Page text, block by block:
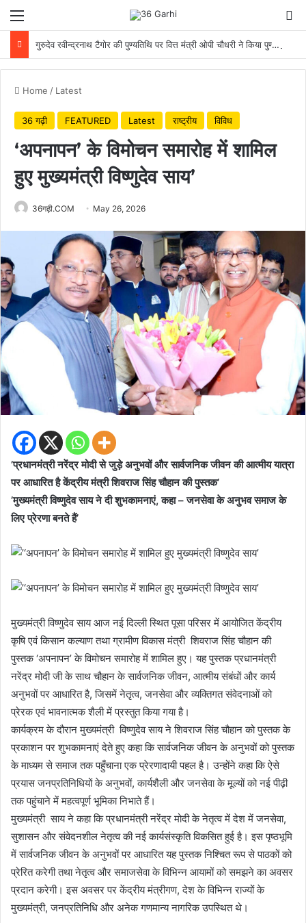
Menu
गुरुदेव रवीन्द्रनाथ टैगोर की पुण्यतिथि पर वित्त मंत्री ओपी चौधरी ने किया पुण्य स्मरण
Home / Latest
36 गढ़ी FEATURED Latest राष्ट्रीय विविध
‘अपनापन’ के विमोचन समारोह में शामिल
हुए मुख्यमंत्री विष्णुदेव साय’
36गढ़ी.COM May 26, 2026
’प्रधानमंत्री नरेंद्र मोदी से जुड़े अनुभवों और सार्वजनिक जीवन की आत्मीय यात्रा
पर आधारित है केंद्रीय मंत्री शिवराज सिंह चौहान की पुस्तक’
’मुख्यमंत्री विष्णुदेव साय ने दी शुभकामनाएं, कहा – जनसेवा के अनुभव समाज के
लिए प्रेरणा बनते हैं’
मुख्यमंत्री विष्णुदेव साय आज नई दिल्ली स्थित पूसा परिसर में आयोजित केंद्रीय
कृषि एवं किसान कल्याण तथा ग्रामीण विकास मंत्री शिवराज सिंह चौहान की
पुस्तक ‘अपनापन’ के विमोचन समारोह में शामिल हुए। यह पुस्तक प्रधानमंत्री
नरेंद्र मोदी जी के साथ चौहान के सार्वजनिक जीवन, आत्मीय संबंधों और कार्य
अनुभवों पर आधारित है, जिसमें नेतृत्व, जनसेवा और व्यक्तिगत संवेदनाओं को
प्रेरक एवं भावनात्मक शैली में प्रस्तुत किया गया है।
कार्यक्रम के दौरान मुख्यमंत्री विष्णुदेव साय ने शिवराज सिंह चौहान को पुस्तक के
प्रकाशन पर शुभकामनाएं देते हुए कहा कि सार्वजनिक जीवन के अनुभवों को पुस्तक
के माध्यम से समाज तक पहुँचाना एक प्रेरणादायी पहल है। उन्होंने कहा कि ऐसे
प्रयास जनप्रतिनिधियों के अनुभवों, कार्यशैली और जनसेवा के मूल्यों को नई पीढ़ी
तक पहुंचाने में महत्वपूर्ण भूमिका निभाते हैं।
मुख्यमंत्री साय ने कहा कि प्रधानमंत्री नरेंद्र मोदी के नेतृत्व में देश में जनसेवा,
सुशासन और संवेदनशील नेतृत्व की नई कार्यसंस्कृति विकसित हुई है। इस पृष्ठभूमि
में सार्वजनिक जीवन के अनुभवों पर आधारित यह पुस्तक निश्चित रूप से पाठकों को
प्रेरित करेगी तथा नेतृत्व और समाजसेवा के विभिन्न आयामों को समझने का अवसर
प्रदान करेगी। इस अवसर पर केंद्रीय मंत्रीगण, देश के विभिन्न राज्यों के
मुख्यमंत्री, जनप्रतिनिधि और अनेक गणमान्य नागरिक उपस्थित थे।